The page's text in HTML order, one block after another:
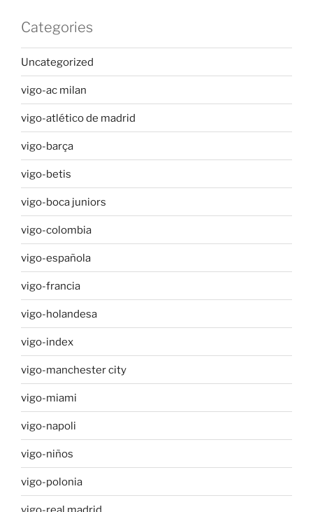
Categories
Uncategorized
vigo-ac milan
vigo-atlético de madrid
vigo-barça
vigo-betis
vigo-boca juniors
vigo-colombia
vigo-española
vigo-francia
vigo-holandesa
vigo-index
vigo-manchester city
vigo-miami
vigo-napoli
vigo-niños
vigo-polonia